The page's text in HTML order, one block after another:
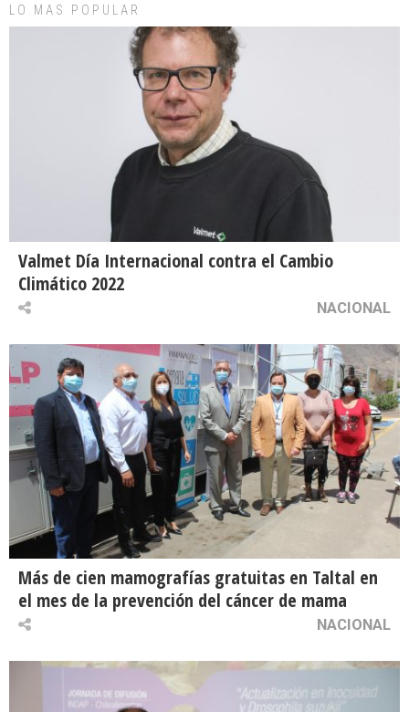
LO MAS POPULAR
Valmet Día Internacional contra el Cambio
Climático 2022
NACIONAL
Más de cien mamografías gratuitas en Taltal en
el mes de la prevención del cáncer de mama
NACIONAL